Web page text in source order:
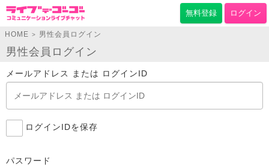
無料登録 ログイン
HOME > 男性会員ログイン
男性会員ログイン
メールアドレス または ログインID
ログインIDを保存
パスワード